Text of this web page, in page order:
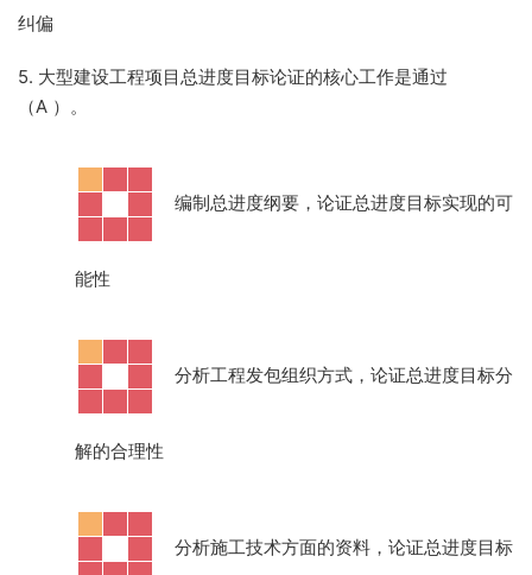
纠偏
5. 大型建设工程项目总进度目标论证的核心工作是通过
（A ）。
编制总进度纲要，论证总进度目标实现的可
能性
分析工程发包组织方式，论证总进度目标分
解的合理性
分析施工技术方面的资料，论证总进度目标